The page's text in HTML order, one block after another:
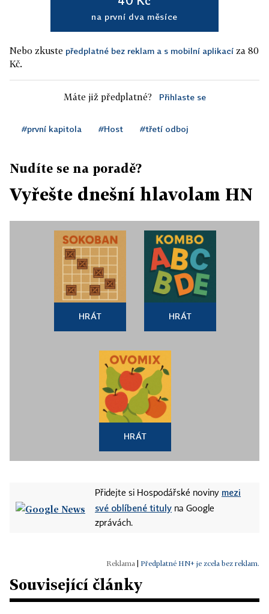
na první dva měsíce
Nebo zkuste předplatné bez reklam a s mobilní aplikací za 80
Kč.
Máte již předplatné? Přihlaste se
#první kapitola #Host #třetí odboj
Nudíte se na poradě?
Vyřešte dnešní hlavolam HN
HRÁT HRÁT
HRÁT
Přidejte si Hospodářské noviny mezi
své oblíbené tituly na Google
zprávách.
Předplatné HN+ je zcela bez reklam.
Související články